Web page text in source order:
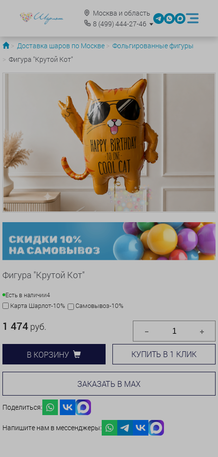
Москва и область
8 (499)444-27-46
Доставка шаров по Москве
Фольгированные фигуры
Фигура "Крутой Кот"
Фигура "Крутой Кот"
Есть в наличии4
Карта Шарлот-10% Самовывоз-10%
1 474 руб.
В КОРЗИНУ КУПИТЬ В 1 КЛИК
ЗАКАЗАТЬ В MAX
Поделиться:
Напишите нам в мессенджеры: